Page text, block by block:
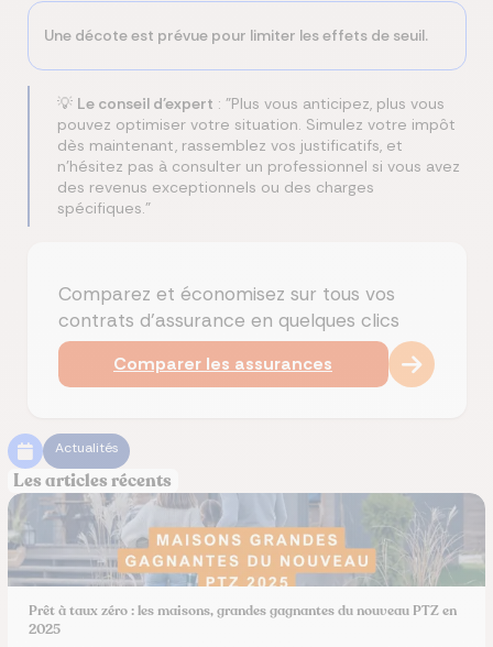
Une décote est prévue pour limiter les effets de seuil.
💡 Le conseil d'expert : "Plus vous anticipez, plus vous
pouvez optimiser votre situation. Simulez votre impôt
dès maintenant, rassemblez vos justificatifs, et
n'hésitez pas à consulter un professionnel si vous avez
des revenus exceptionnels ou des charges
spécifiques."
Comparez et économisez sur tous vos
contrats d'assurance en quelques clics
Comparer les assurances
Actualités
Les articles récents
Prêt à taux zéro : les maisons, grandes gagnantes du nouveau PTZ en
2025